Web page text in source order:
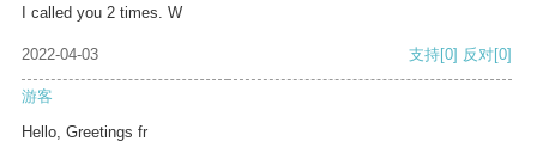
I called you 2 times. W
2022-04-03 支持[0] 反对[0]
游客
Hello, Greetings fr